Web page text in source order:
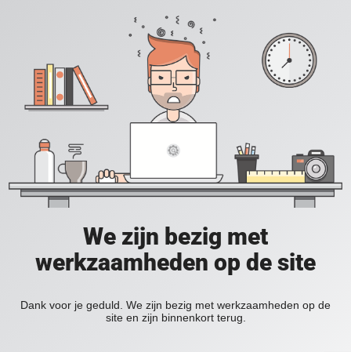
We zijn bezig met
werkzaamheden op de site
Dank voor je geduld. We zijn bezig met werkzaamheden op de
site en zijn binnenkort terug.